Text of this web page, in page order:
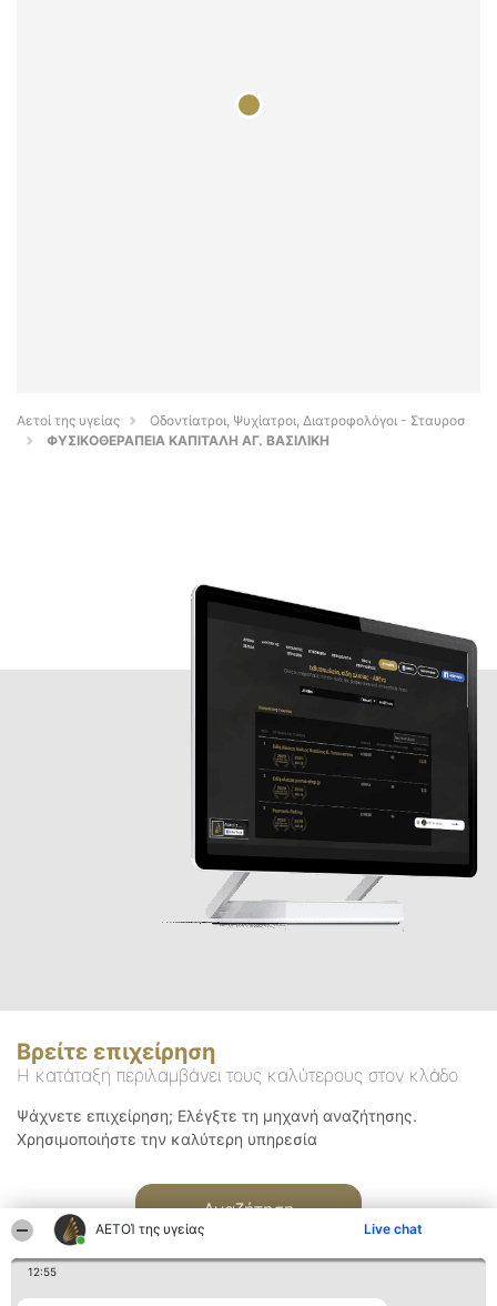
ΑΕΤΟΊ της υγείας Live chat
12:55
Αετοί της υγείας
Οδοντίατροι, Ψυχίατροι, Διατροφολόγοι - Σταυροσ
ΦΥΣΙΚΟΘΕΡΑΠΕΙΑ ΚΑΠΙΤΑΛΗ ΑΓ. ΒΑΣΙΛΙΚΗ
Βρείτε επιχείρηση
Η κατάταξη περιλαμβάνει τους καλύτερους στον κλάδο
Ψάχνετε επιχείρηση; Ελέγξτε τη μηχανή αναζήτησης.
Χρησιμοποιήστε την καλύτερη υπηρεσία
Αναζήτηση